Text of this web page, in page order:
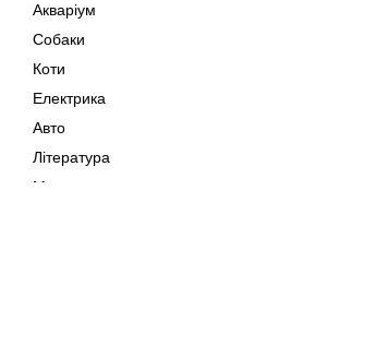
Акваріум
Собаки
Коти
Електрика
Авто
Література
Музика